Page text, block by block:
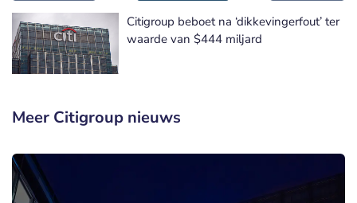
Citigroup beboet na ‘dikkevingerfout’ ter
waarde van $444 miljard
Meer Citigroup nieuws